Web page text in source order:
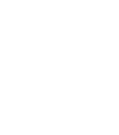
¡¡¡¡¡ ́ !!!!!
— Marbella
El partido entre